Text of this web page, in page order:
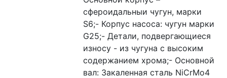
сфероидальныи чугун, марки
S6;- Корпус насоса: чугун марки
G25;- Детали, подвергающиеся
износу - из чугуна с высоким
содержанием хрома;- Основной
вал: Закаленная сталь NiCrMo4